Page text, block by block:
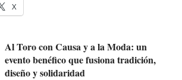
X
Al Toro con Causa y a la Moda: un
evento benéfico que fusiona tradición,
diseño y solidaridad